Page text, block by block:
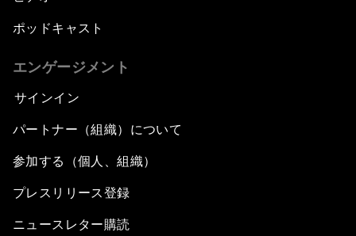
ポッドキャスト
エンゲージメント
サインイン
パートナー（組織）について
参加する（個人、組織）
プレスリリース登録
ニュースレター購読